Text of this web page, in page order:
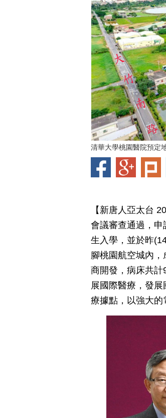
清華大學桃園醫院預定
【新唐人亞太台
會議審查通過，
生入學，並於昨
腳桃園航空城內
商開發，病床共
展國際醫療，發
療據點，以強大的